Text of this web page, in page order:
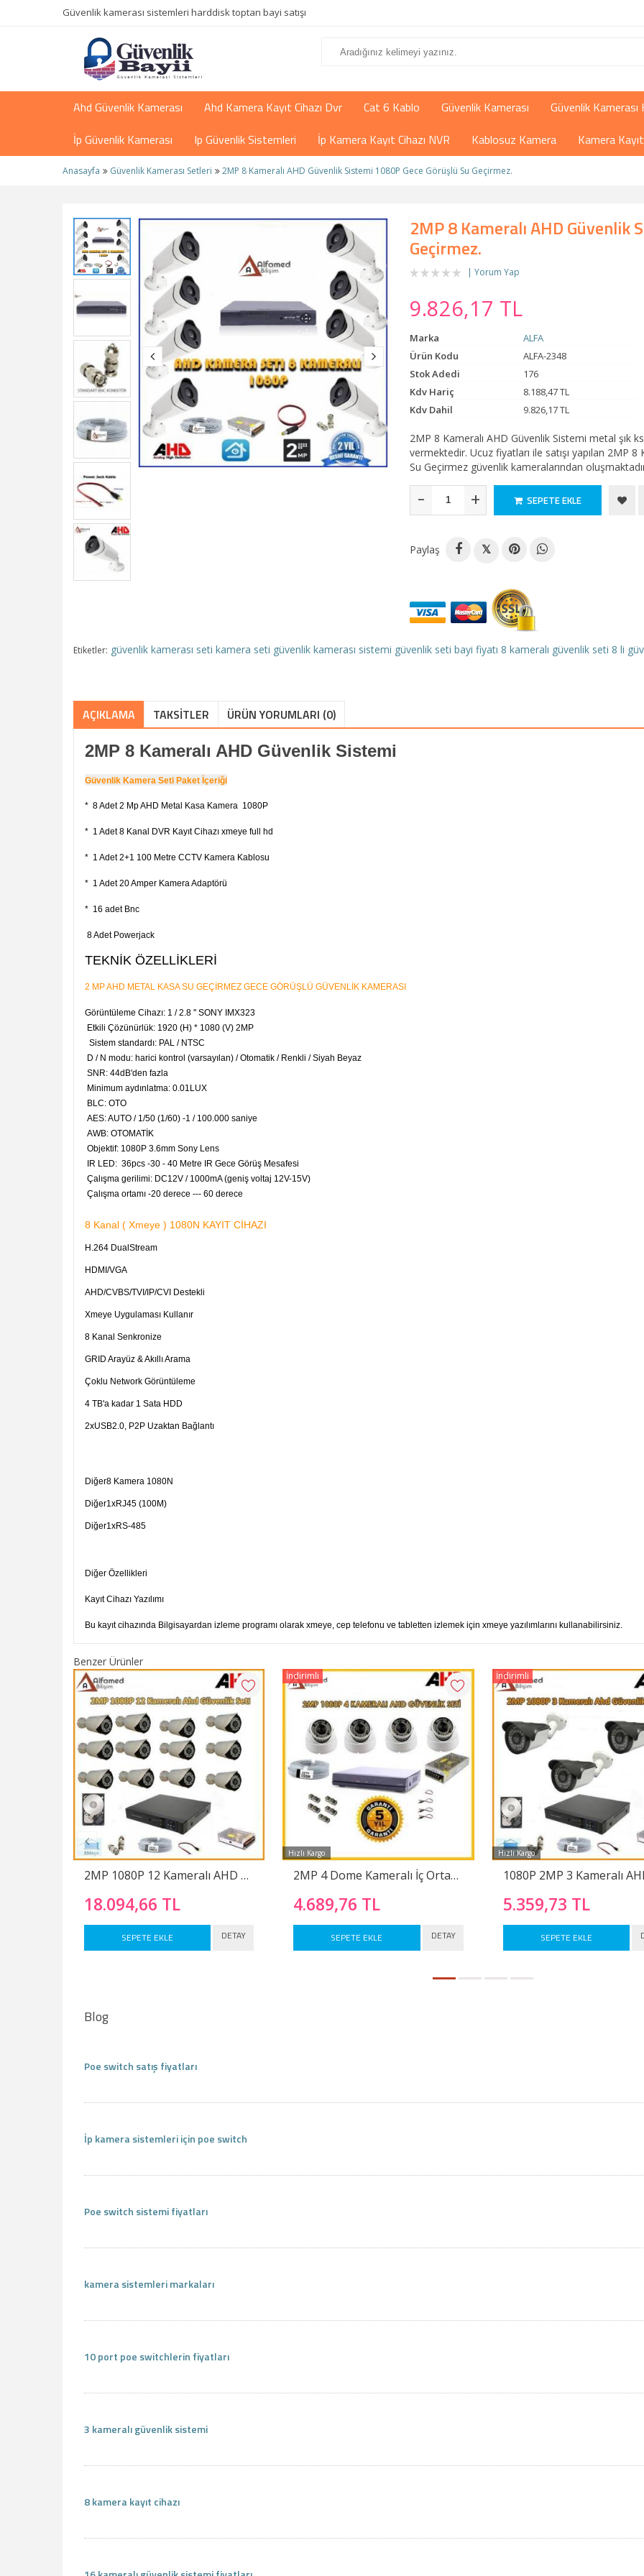
Güvenlik kamerası sistemleri harddisk toptan bayi satışı
Ahd Güvenlik Kamerası Ahd Kamera Kayıt Cihazı Dvr Cat 6 Kablo Güvenlik Kamerası Güvenlik Kamerası
İp Güvenlik Kamerası
Ip Güvenlik Sistemleri İp Kamera Kayıt Cihazı NVR Kablosuz Kamera Kamera Kayıt
Anasayfa Güvenlik Kamerası Setleri 2MP 8 Kameralı AHD Güvenlik Sistemi 1080P Gece Görüşlü Su Geçirmez.
2MP 8 Kameralı AHD Güvenlik
Geçirmez.
Yorum Yap
9.826,17 TL
Marka
ALFA
Ürün Kodu
ALFA-2348
Stok Adedi
176
Kdv Hariç
8.188,47 TL
Kdv Dahil
9.826,17 TL
2MP 8 Kameralı AHD Güvenlik Sistemi metal şık
vermektedir. Ucuz fiyatları ile satışı yapılan 2MP
Su Geçirmez güvenlik kameralarından
- + SEPETE EKLE
Paylaş 𝕏
Etiketler: güvenlik kamerası seti kamera seti güvenlik kamerası sistemi güvenlik seti bayi fiyatı 8 kameralı güvenlik seti 8 li
AÇIKLAMA TAKSITLER ÜRÜN YORUMLARI (0)
2MP 8 Kameralı AHD Güvenlik Sistemi
Güvenlik Kamera Seti Paket İçeriği
* 8 Adet 2 Mp AHD Metal Kasa Kamera 1080P
* 1 Adet 8 Kanal DVR Kayıt Cihazı xmeye full hd
* 1 Adet 2+1 100 Metre CCTV Kamera Kablosu
* 1 Adet 20 Amper Kamera Adaptörü
* 16 adet Bnc
8 Adet Powerjack
TEKNİK ÖZELLİKLERİ
2 MP AHD METAL KASA SU GEÇİRMEZ GECE GÖRÜŞLÜ GÜVENLİK KAMERASI
Görüntüleme Cihazı: 1 / 2.8 '' SONY IMX323
Etkili Çözünürlük: 1920 (H) * 1080 (V) 2MP
Sistem standardı: PAL / NTSC
D / N modu: harici kontrol (varsayılan) / Otomatik / Renkli / Siyah Beyaz
SNR: 44dB'den fazla
Minimum aydınlatma: 0.01LUX
BLC: OTO
AES: AUTO / 1/50 (1/60) -1 / 100.000 saniye
AWB: OTOMATİK
Objektif: 1080P 3.6mm Sony Lens
IR LED: 36pcs -30 - 40 Metre IR Gece Görüş Mesafesi
Çalışma gerilimi: DC12V / 1000mA (geniş voltaj 12V-15V)
Çalışma ortamı -20 derece --- 60 derece
8 Kanal ( Xmeye ) 1080N KAYIT CİHAZI
H.264 DualStream
HDMI/VGA
AHD/CVBS/TVI/IP/CVI Destekli
Xmeye Uygulaması Kullanır
8 Kanal Senkronize
GRID Arayüz & Akıllı Arama
Çoklu Network Görüntüleme
4 TB'a kadar 1 Sata HDD
2xUSB2.0, P2P Uzaktan Bağlantı
Diğer8 Kamera 1080N
Diğer1xRJ45 (100M)
Diğer1xRS-485
Diğer Özellikleri
Kayıt Cihazı Yazılımı
Bu kayıt cihazında Bilgisayardan izleme programı olarak xmeye, cep telefonu ve tabletten izlemek için xmeye yazılımlarını kullanabilirsiniz.
Benzer Ürünler
2MP 1080P 12 Kameralı AHD Güvenlik Sistemi (Harddisk Dahil)
18.094,66 TL
SEPETE EKLE DETAY
Hızlı Kargo
2MP 4 Dome Kameralı İç Ortam Kamera Seti 1080P Full hd
4.689,76 TL
SEPETE EKLE DETAY
İndirimli
Hızlı Kargo
5.359,73 TL
SEPETE EKLE
İndirimli
Blog
Poe switch satış fiyatları
İp kamera sistemleri için poe switch
Poe switch sistemi fiyatları
kamera sistemleri markaları
10 port poe switchlerin fiyatları
3 kameralı güvenlik sistemi
8 kamera kayıt cihazı